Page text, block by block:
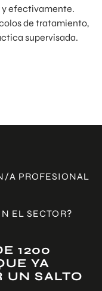
y efectivamente.
de tratamiento,
supervisada.
A PROFESIONAL
EL SECTOR?
1200
YA
UN SALTO